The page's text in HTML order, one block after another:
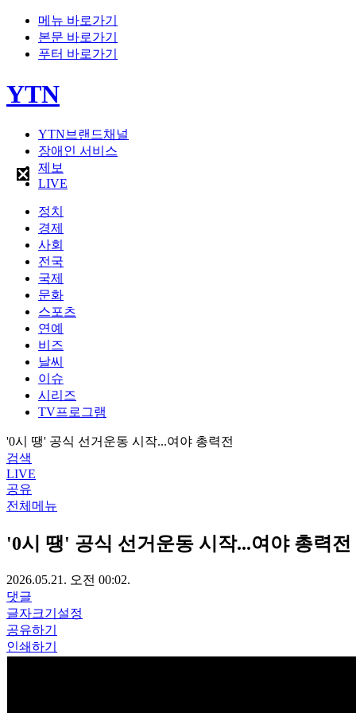
메뉴 바로가기
본문 바로가기
푸터 바로가기
YTN
YTN브랜드채널
장애인 서비스
제보
LIVE
정치
경제
사회
전국
국제
문화
스포츠
연예
비즈
날씨
이슈
시리즈
TV프로그램
'0시 땡' 공식 선거운동 시작...여야 총력전
검색
LIVE
공유
전체메뉴
'0시 땡' 공식 선거운동 시작...여야 총력전
2026.05.21. 오전 00:02.
댓글
글자크기설정
공유하기
인쇄하기